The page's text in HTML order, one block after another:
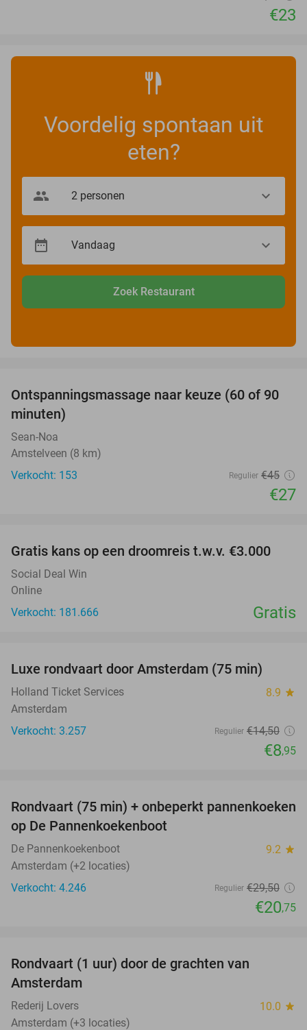
€23
Voordelig spontaan uit
eten?
Zoek Restaurant
40%
Ontspanningsmassage naar keuze (60 of 90
minuten)
Sean-Noa
Amstelveen (8 km)
Verkocht: 153
Regulier €45
€27
Gratis kans op een droomreis t.w.v. €3.000
Social Deal Win
Online
Verkocht: 181.666
Gratis
Luxe rondvaart door Amsterdam (75 min)
Holland Ticket Services 8.9 star
Amsterdam
Verkocht: 3.257
Regulier €14,50
€8,95
30%
Rondvaart (75 min) + onbeperkt pannenkoeken
op De Pannenkoekenboot
De Pannenkoekenboot 9.2 star
Amsterdam (+2 locaties)
Verkocht: 4.246
Regulier €29,50
€20,75
Rondvaart (1 uur) door de grachten van
Amsterdam
Rederij Lovers 10.0 star
Amsterdam (+3 locaties)